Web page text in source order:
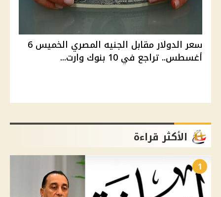
سعر الدولار مقابل الجنيه المصري الخميس 6
أغسطس.. تراجع في 10 بنوك وارت...
الأكثر قراءة
1